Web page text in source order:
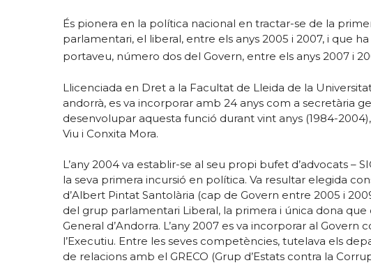
És pionera en la política nacional en tractar-se de la
parlamentari, el liberal, entre els anys 2005 i 2007, i que
portaveu, número dos del Govern, entre els anys 2007 i
Llicenciada en Dret a la Facultat de Lleida de la
andorrà, es va incorporar amb 24 anys com a secretària
desenvolupar aquesta funció durant vint anys (1984-
Viu i Conxita Mora.
L’any 2004 va establir-se al seu propi bufet d’advocats –
la seva primera incursió en política. Va resultar elegida
d’Albert Pintat Santolària (cap de Govern entre 2005 i
del grup parlamentari Liberal, la primera i única dona
General d’Andorra. L’any 2007 es va incorporar al
l’Executiu. Entre les seves competències, tutelava els
de relacions amb el GRECO (Grup d’Estats contra la